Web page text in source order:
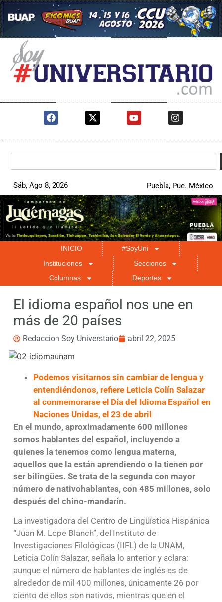
Sáb, Ago 8, 2026 Puebla, Pue. México
INICIO
#SoyUni
Instituciones
Secciones
Columnas
Deportes
El idioma español nos une en
más de 20 países
Redaccion Soy Universtario abril 22, 2025
Podemos visitarnos sin cambiar de lengua y
entendiéndonos, refiere Leticia Colín Salazar
al conmemorarse el Día del Idioma Español en
Naciones Unidas, el 23 de abril
En el mundo, aproximadamente 600 millones
somos hablantes del español, incluyendo a
quienes la tenemos como lengua materna,
aquellos que la están aprendiendo o la tienen por
ser bilingües. Se trata de la segunda con mayor
número de nativohablantes, con 485 millones, solo
después del chino-mandarín.
La investigadora del Centro de Lingüística Hispánica
“Juan M. Lope Blanch”, del Instituto de
Investigaciones Filológicas (IIFL) de la UNAM,
Leticia Colín Salazar, señala lo anterior y aclara:
aunque el número de hablantes de inglés es de
alrededor de mil 400 millones, únicamente 26 por
ciento de ellos son nativos, mientras que en el